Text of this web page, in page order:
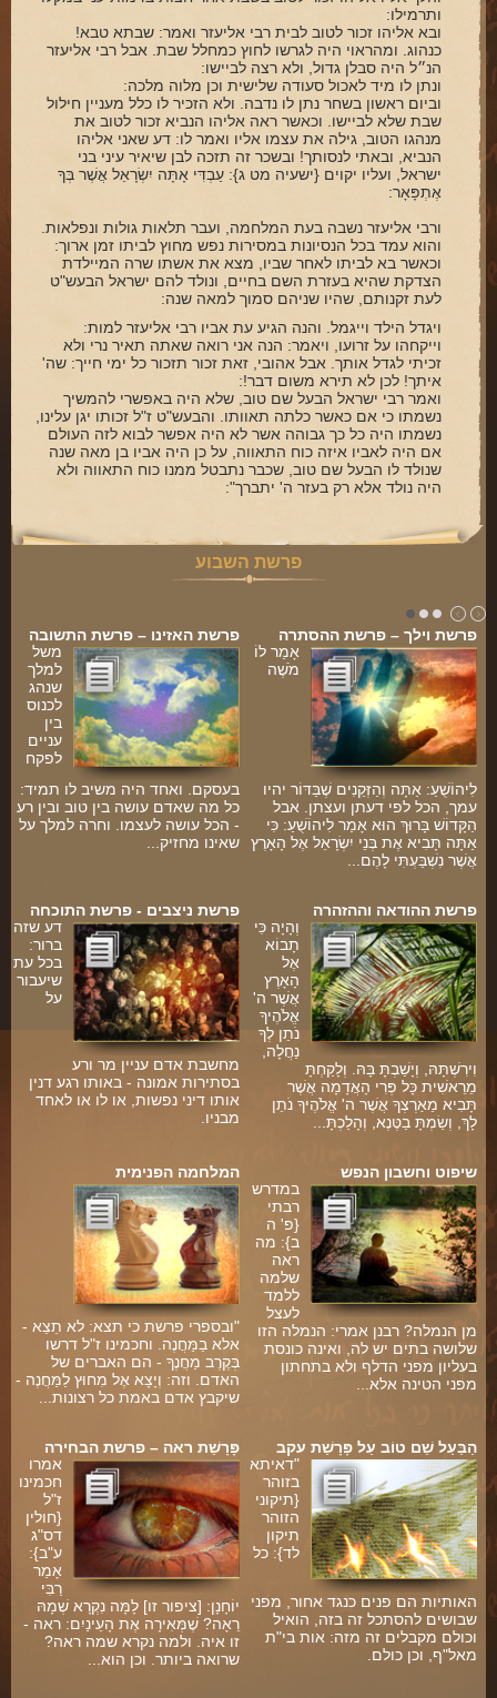
ותרמילו:
ובא אליהו זכור לטוב לבית רבי אליעזר ואמר: שבתא טבא!
כנהוג. ומהראוי היה לגרשו לחוץ כמחלל שבת. אבל רבי אליעזר
הנ״ל היה סבלן גדול, ולא רצה לביישו:
ונתן לו מיד לאכול סעודה שלישית וכן מלוה מלכה:
וביום ראשון בשחר נתן לו נדבה. ולא הזכיר לו כלל מעניין חילול
שבת שלא לביישו. וכאשר ראה אליהו הנביא זכור לטוב את
מנהגו הטוב, גילה את עצמו אליו ואמר לו: דע שאני אליהו
הנביא, ובאתי לנסותך! ובשכר זה תזכה לבן שיאיר עיני בני
ישראל, ועליו יקוים {ישעיה מט ג}: עַבְדִּי אָתָּה יִשְׂרָאֵל אֲשֶׁר בְּךָ
אֶתְפָּאָר:
ורבי אליעזר נשבה בעת המלחמה, ועבר תלאות גולות ונפלאות.
והוא עמד בכל הנסיונות במסירות נפש מחוץ לביתו זמן ארוך:
וכאשר בא לביתו לאחר שביו, מצא את אשתו שרה המיילדת
הצדקת שהיא בעזרת השם בחיים, ונולד להם ישראל הבעש"ט
לעת זקנותם, שהיו שניהם סמוך למאה שנה:
ויגדל הילד וייגמל. והנה הגיע עת אביו רבי אליעזר למות:
וייקחהו על זרועו, ויאמר: הנה אני רואה שאתה תאיר נרי ולא
זכיתי לגדל אותך. אבל אהובי, זאת זכור תזכור כל ימי חייך: שה'
איתך! לכן לא תירא משום דבר!:
ואמר רבי ישראל הבעל שם טוב, שלא היה באפשרי להמשיך
נשמתו כי אם כאשר כלתה תאוותו. והבעש"ט ז"ל זכותו יגן עלינו,
נשמתו היה כל כך גבוהה אשר לא היה אפשר לבוא לזה העולם
אם היה לאביו איזה כוח התאווה, על כן היה אביו בן מאה שנה
שנולד לו הבעל שם טוב, שכבר נתבטל ממנו כוח התאווה ולא
היה נולד אלא רק בעזר ה' יתברך":
פרשת השבוע
פרשת האזינו – פרשת התשובה
משל
למלך
שנהג
לכנוס
בין
עניים
לפקח
בעסקם. ואחד היה משיב לו תמיד:
כל מה שאדם עושה בין טוב ובין רע
- הכל עושה לעצמו. וחרה למלך על
שאינו מחזיק...
פרשת וילך – פרשת ההסתרה
אָמַר לוֹ
מֹשֶׁה
לִיהוֹשֻׁעַ: אַתָּה וְהַזְּקֵנִים שֶׁבַּדּוֹר יהיו
עמך, הכל לפי דעתן ועצתן. אבל
הַקָּדוֹשׁ בָּרוּךְ הוּא אָמַר לִיהוֹשֻׁעַ: כִּי
אַתָּה תָּבִיא אֶת בְּנֵי יִשְׂרָאֵל אֶל הָאָרֶץ
אֲשֶׁר נִשְׁבַּעְתִּי לָהֶם...
פרשת ניצבים - פרשת התוכחה
דע שזה
ברור:
בכל עת
שיעבור
על
מחשבת אדם עניין מר ורע
בסתירות אמונה - באותו רגע דנין
אותו דיני נפשות, או לו או לאחד
מבניו.
פרשת ההודאה וההזהרה
וְהָיָה כִּי
תָבוֹא
אֶל
הָאָרֶץ
אֲשֶׁר ה'
אֱלֹהֶיךָ
נֹתֵן לְךָ
נַחֲלָה,
וִירִשְׁתָּהּ, וְיָשַׁבְתָּ בָּהּ. וְלָקַחְתָּ
מֵרֵאשִׁית כָּל פְּרִי הָאֲדָמָה אֲשֶׁר
תָּבִיא מֵאַרְצְךָ אֲשֶׁר ה' אֱלֹהֶיךָ נֹתֵן
לָךְ, וְשַׂמְתָּ בַטֶּנֶא, וְהָלַכְתָּ...
המלחמה הפנימית
"ובספרי פרשת כי תצא: לא תֵצֵא -
אלא בַמַּחֲנֶה. וחכמינו ז"ל דרשו
בְּקֶרֶב מַחֲנֶךָ - הם האברים של
האדם. וזה: וְיָצָא אֶל מִחוּץ לַמַּחֲנֶה -
שיקבץ אדם באמת כל רצונות...
שיפוט וחשבון הנפש
במדרש
רבתי
{פ' ה
ב}: מה
ראה
שלמה
ללמד
לעצל
מן הנמלה? רבנן אמרי: הנמלה הזו
שלושה בתים יש לה, ואינה כונסת
בעליון מפני הדלף ולא בתחתון
מפני הטינה אלא...
פָּרָשַׁת ראה – פרשת הבחירה
אמרו
חכמינו
ז"ל
{חולין
דס"ג
ע"ב}:
אָמַר
רַבִּי
יוֹחָנָן: [ציפור זו] לָמָּה נִקְרָא שְׁמָהּ
רֵאָה? שֶׁמְּאִירָה אֶת הָעֵינַיִם: ראה -
זו איה. ולמה נקרא שמה ראה?
שרואה ביותר. וכן הוא...
הַבַּעַל שֵׁם טוֹב עַל פָּרָשַׁת עקב
"דאיתא
בזוהר
{תיקוני
הזוהר
תיקון
לד}: כל
האותיות הם פנים כנגד אחור, מפני
שבושים להסתכל זה בזה, הואיל
וכולם מקבלים זה מזה: אות בי"ת
מאל"ף, וכן כולם.